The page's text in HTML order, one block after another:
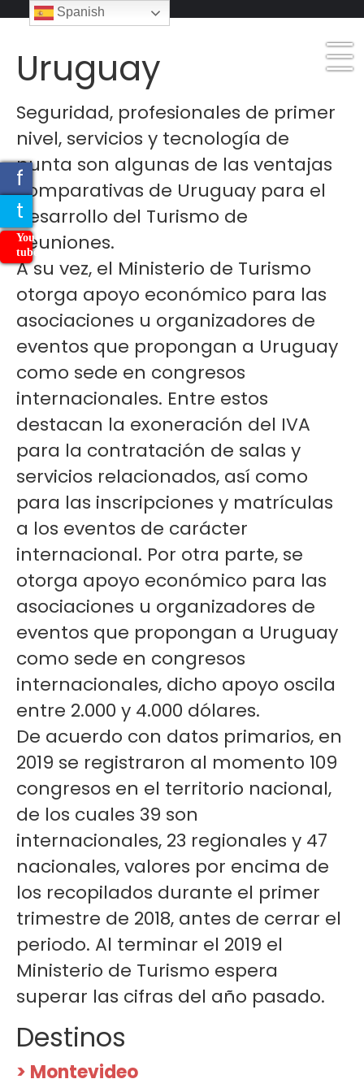
_
_
_
f
t
You
tube
Uruguay
Seguridad, profesionales de primer
nivel, servicios y tecnología de
punta son algunas de las ventajas
comparativas de Uruguay para el
desarrollo del Turismo de
Reuniones.
A su vez, el Ministerio de Turismo
otorga apoyo económico para las
asociaciones u organizadores de
eventos que propongan a Uruguay
como sede en congresos
internacionales. Entre estos
destacan la exoneración del IVA
para la contratación de salas y
servicios relacionados, así como
para las inscripciones y matrículas
a los eventos de carácter
internacional. Por otra parte, se
otorga apoyo económico para las
asociaciones u organizadores de
eventos que propongan a Uruguay
como sede en congresos
internacionales, dicho apoyo oscila
entre 2.000 y 4.000 dólares.
De acuerdo con datos primarios, en
2019 se registraron al momento 109
congresos en el territorio nacional,
de los cuales 39 son
internacionales, 23 regionales y 47
nacionales, valores por encima de
los recopilados durante el primer
trimestre de 2018, antes de cerrar el
periodo. Al terminar el 2019 el
Ministerio de Turismo espera
superar las cifras del año pasado.
Destinos
Montevideo
Spanish